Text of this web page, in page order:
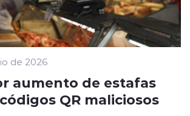
de 2026
aumento de estafas
QR maliciosos